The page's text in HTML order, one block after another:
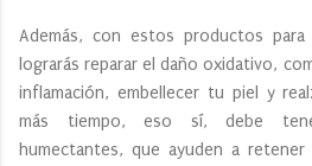
Además, con estos productos
lograrás reparar el daño oxidativo,
inflamación, embellecer tu piel y
más tiempo, eso sí, debe
humectantes, que ayuden a